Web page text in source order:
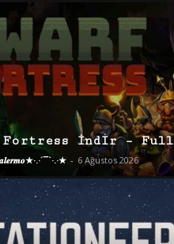
Fortress İndir – Full
- 6 Ağustos 2026